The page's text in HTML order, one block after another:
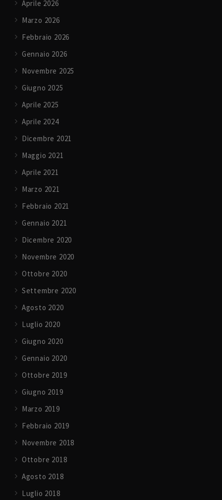
Aprile 2026
Marzo 2026
Febbraio 2026
Gennaio 2026
Novembre 2025
Giugno 2025
Aprile 2025
Aprile 2024
Dicembre 2021
Maggio 2021
Aprile 2021
Marzo 2021
Febbraio 2021
Gennaio 2021
Dicembre 2020
Novembre 2020
Ottobre 2020
Settembre 2020
Agosto 2020
Luglio 2020
Giugno 2020
Gennaio 2020
Ottobre 2019
Giugno 2019
Marzo 2019
Febbraio 2019
Novembre 2018
Ottobre 2018
Agosto 2018
Luglio 2018